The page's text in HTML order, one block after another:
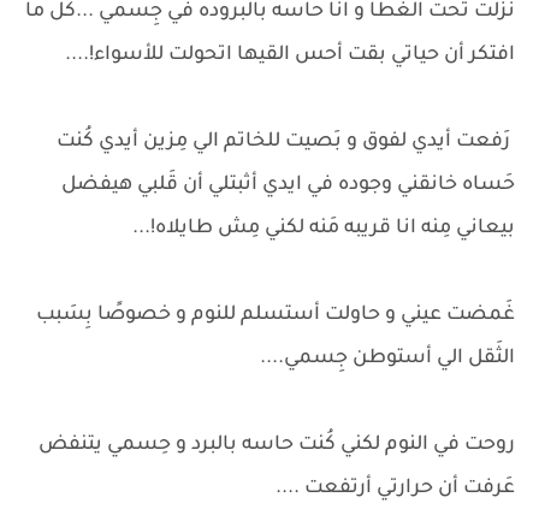
نزلت تَحت الغطا و انا حاسه بالبروده في جِسمي ...كُل ما
افتكر أن حياتي بقت أحس القيها اتحولت للأسواء!....
رَفعت أيدي لفوق و بَصيت للخاتم الي مِزين أيدي كُنت
حَساه خانقني وجوده في ايدي أثبتلي أن قَلبي هيفضل
بيعاني مِنه انا قريبه مَنه لكني مِش طايلاه!...
غَمضت عيني و حاولت أستسلم للنوم و خصوصًا بِسَبب
الثَقل الي أستوطن جِسمي....
روحت في النوم لكني كُنت حاسه بالبرد و حِسمي يتنفض
عَرفت أن حرارتي أرتفعت ....